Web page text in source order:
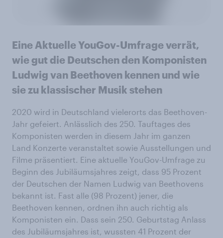
Eine Aktuelle YouGov-Umfrage verrät,
wie gut die Deutschen den Komponisten
Ludwig van Beethoven kennen und wie
sie zu klassischer Musik stehen
2020 wird in Deutschland vielerorts das Beethoven-
Jahr gefeiert. Anlässlich des 250. Tauftages des
Komponisten werden in diesem Jahr im ganzen
Land Konzerte veranstaltet sowie Ausstellungen und
Filme präsentiert. Eine aktuelle YouGov-Umfrage zu
Beginn des Jubiläumsjahres zeigt, dass 95 Prozent
der Deutschen der Namen Ludwig van Beethovens
bekannt ist. Fast alle (98 Prozent) jener, die
Beethoven kennen, ordnen ihn auch richtig als
Komponisten ein. Dass sein 250. Geburtstag Anlass
des Jubiläumsjahres ist, wussten 41 Prozent der